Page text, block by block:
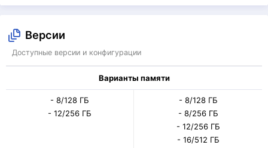
Версии
Доступные версии и конфигурации
Варианты памяти
- 8/128 ГБ
- 12/256 ГБ
- 8/128 ГБ
- 8/256 ГБ
- 12/256 ГБ
- 16/512 ГБ